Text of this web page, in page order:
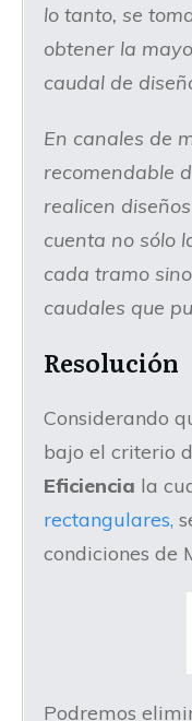
lo tanto, se
obtener la
caudal de
En canales de
recomendable
realicen
cuenta no sólo
cada tramo
caudales que
Resolución
Considerando
bajo el criterio
Eficiencia la
rectangulares,
condiciones de
Podremos